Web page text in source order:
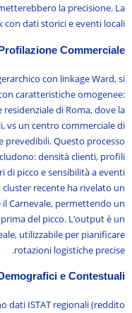
la precisione. La
dati storici e eventi locali.
Commerciale
con linkage Ward, si
caratteristiche omogenee:
di Roma, dove la
vs un centro commerciale di
prevedibili. Questo processo
densità clienti, profili
di picco e sensibilità a eventi
recente ha rivelato un
Carnevale, permettendo un
del picco. L’output è un
utilizzabile per pianificare
rotazioni logistiche precise.
e Contestuali
dati ISTAT regionali (reddito